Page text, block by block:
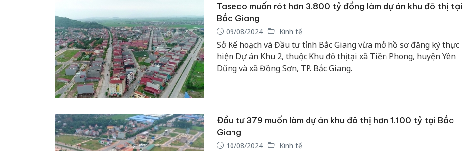
Taseco muốn rót hơn 3.800 tỷ đồng làm dự án khu đô thị tại
Bắc Giang
09/08/2024 Kinh tế
Sở Kế hoạch và Đầu tư tỉnh Bắc Giang vừa mở hồ sơ đăng ký thực
hiện Dự án Khu 2, thuộc Khu đô thị tại xã Tiền Phong, huyện Yên
Dũng và xã Đồng Sơn, TP. Bắc Giang.
Đầu tư 379 muốn làm dự án khu đô thị hơn 1.100 tỷ tại Bắc
Giang
10/08/2024 Kinh tế